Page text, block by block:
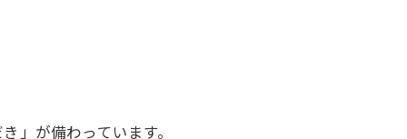
」が備わっています。